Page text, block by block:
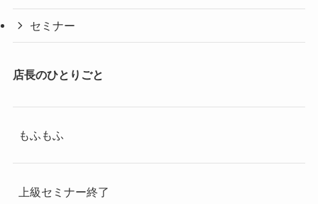
セミナー
店長のひとりごと
もふもふ
上級セミナー終了